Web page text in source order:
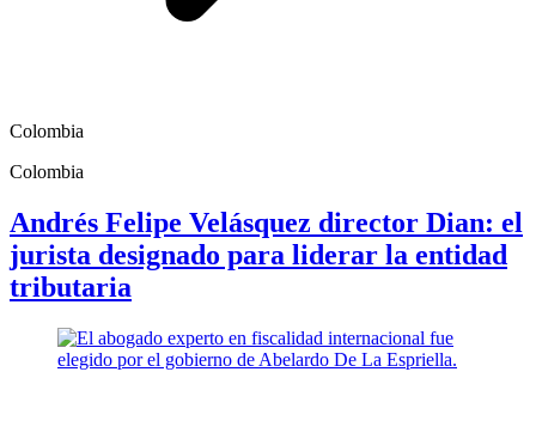
Colombia
Colombia
Andrés Felipe Velásquez director Dian: el
jurista designado para liderar la entidad
tributaria